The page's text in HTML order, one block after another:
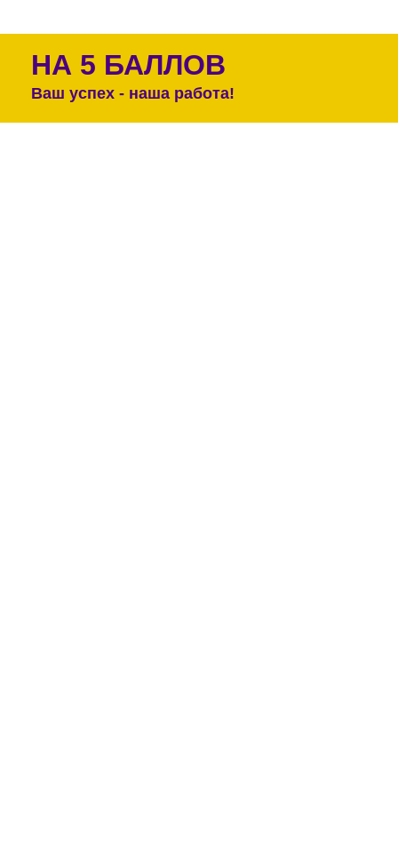
НА 5 БАЛЛОВ
Ваш успех - наша работа!